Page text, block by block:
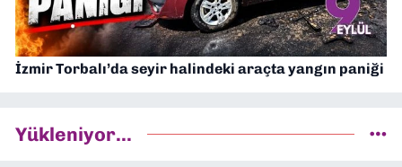
İzmir Torbalı’da seyir halindeki araçta yangın paniği
Yükleniyor...